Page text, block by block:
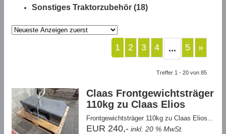
Sonstiges Traktorzubehör (18)
1 2 3 4 ... 5 »
Treffer 1 - 20 von 85
Claas Frontgewichtsträger
110kg zu Claas Elios
Frontgewichtsträger 110kg zu Claas Elios...
EUR 240,- inkl. 20 % MwSt.